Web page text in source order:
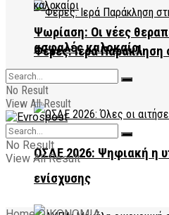
Φέρες: Ιερά Παράκληση
Κοσμοσώτειρα
ΟΣΔΕ 2026: Ψηφιακή η
ενίσχυσης
Ψωρίαση: Οι νέες
ασφαλές καλοκαίρι
No Result
View All Result
No Result
View All Result